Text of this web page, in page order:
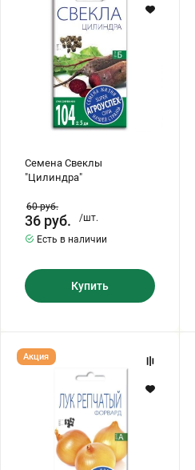
Хризантемы саженцы
Зелень и пряные травы
Семена Свеклы
"Цилиндра"
60руб.
36 руб.
/шт.
Есть в наличии
Купить
Семена
Лука
Акция